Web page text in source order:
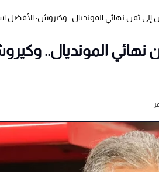
إلى ثمن نهائي المونديال.. وكيروش: الأفضل
نهائي المونديال..